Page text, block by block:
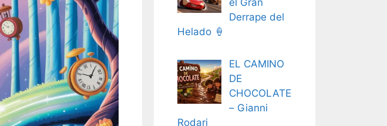
Derrape del
Helado 🍦
EL CAMINO
DE
CHOCOLATE
– Gianni
Rodari